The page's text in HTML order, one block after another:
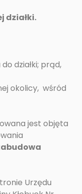
działki.
działki; prąd,
okolicy, wśród
jest objęta
Urzędu